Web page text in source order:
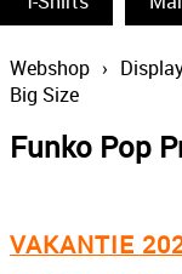
The Simpsons
Wizarding
Power Rangers
Webshop ›
Big Size
Funko Pop
VAKANTIE